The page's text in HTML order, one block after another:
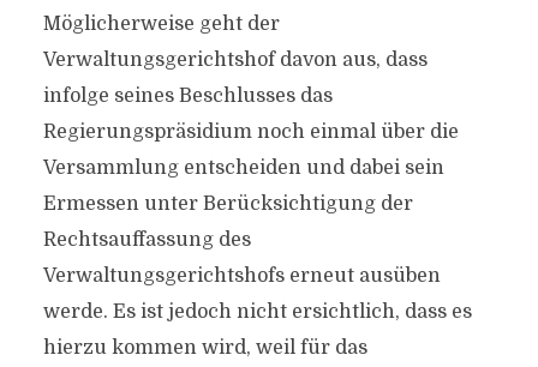
Möglicherweise geht der
Verwaltungsgerichtshof davon aus, dass
infolge seines Beschlusses das
Regierungspräsidium noch einmal über die
Versammlung entscheiden und dabei sein
Ermessen unter Berücksichtigung der
Rechtsauffassung des
Verwaltungsgerichtshofs erneut ausüben
werde. Es ist jedoch nicht ersichtlich, dass es
hierzu kommen wird, weil für das